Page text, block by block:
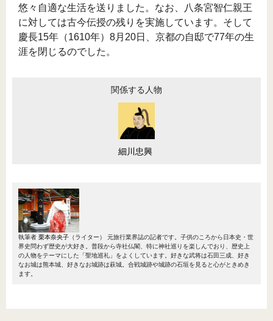
悠々自適な生活を送りました。なお、八条宮智仁親王
に対しては古今伝授の残りを実施しています。そして
慶長15年（1610年）8月20日、京都の自邸で77年の生
涯を閉じるのでした。
関係する人物
細川忠興
執筆者 栗本奈央子 （ライター）
元旅行業界誌の記者です。子供のころから日本史・世
界史問わず歴史が大好き。普段から寺社仏閣、特に神社巡りを楽しんでおり、歴史上
の人物をテーマにした「聖地巡礼」をよくしています。好きな武将は石田三成、好き
なお城は熊本城、好きなお城跡は萩城。合戦城跡や城跡の石垣を見ると心がときめき
ます。